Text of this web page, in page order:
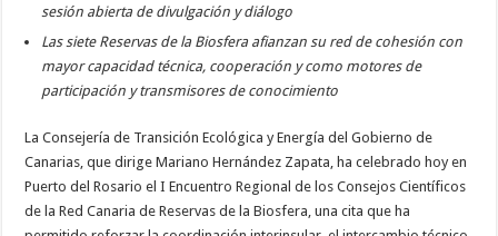
sesión abierta de divulgación y diálogo
Las siete Reservas de la Biosfera afianzan su red de cohesión con
mayor capacidad técnica, cooperación y como motores de
participación y transmisores de conocimiento
La Consejería de Transición Ecológica y Energía del Gobierno de
Canarias, que dirige Mariano Hernández Zapata, ha celebrado hoy en
Puerto del Rosario el I Encuentro Regional de los Consejos Científicos
de la Red Canaria de Reservas de la Biosfera, una cita que ha
Necesarias
Estas
cookies no
son
opcionales.